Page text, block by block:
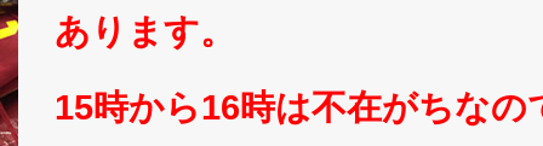
あります。
15時から16時は不在がちなの